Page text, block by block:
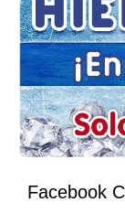
Facebook